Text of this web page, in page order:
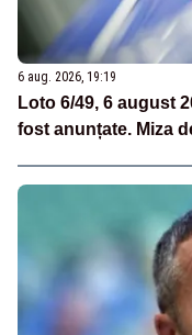
6 aug. 2026, 19:19
Loto 6/49, 6 august
fost anunțate. Miza